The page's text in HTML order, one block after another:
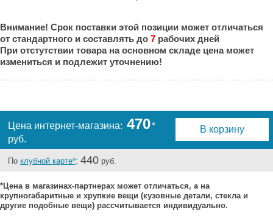
Порт:
Великий Новгород: Под заказ
Краснодар:
Под заказ
Челябинск:
Под заказ
Внимание! Срок поставки этой позиции может отличаться
от стандартного и составлять до 7 рабочих дней
При отстутствии товара на основном складе цена может
измениться и подлежит уточнению!
Цена интернет-магазина: 470*
руб.
В корзину
По клубной карте*: 440 руб.
*Цена в магазинах-партнерах может отличаться, а на
крупногабаритные и хрупкие вещи (кузовные детали, стекла и
другие подобные вещи) рассчитывается индивидуально.